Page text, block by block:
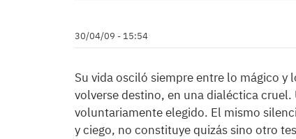
30/04/09 - 15:54
Su vida osciló siempre entre lo mágico
volverse destino, en una dialéctica
voluntariamente elegido. El mismo
y ciego, no constituye quizás sino otro